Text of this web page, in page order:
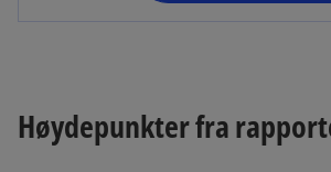
e
b
Høydepunkter fra